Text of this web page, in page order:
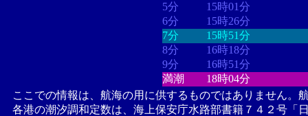
5分
15時01分
6分
15時26分
7分
15時51分
8分
16時18分
9分
16時51分
満潮
18時04分
ここでの情報は、航海の用に供するものではありません。
各港の潮汐調和定数は、海上保安庁水路部書籍７４２号「